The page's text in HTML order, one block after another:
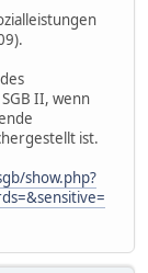
II, wenn
ist.
show.php?